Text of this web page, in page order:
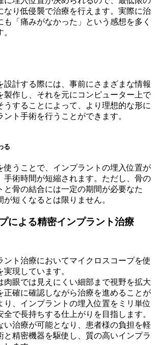
なり低侵襲で治療を行えます。実際に治
も「痛みがなかった」という感想を多く
設計する際には、事前にさまざまな情報
製作し、それを元にコンピューター上で
うすることによって、より理想的な形に
ト手術を行うことができます。
る
使うことで、インプラントの埋入位置が
手術時間が短縮されます。ただし、骨の
と骨の結合には一定の期間が必要なた
短くなるとは限りません。
による精密インプラント治療
ント治療においてマイクロスコープを使
現しています。
肉眼では見えにくい細部まで視野を拡大
正確に確認しながら治療を進めることが
り、インプラントの埋入位置をミリ単位
で長持ちする仕上がりを目指します。
い治療が可能となり、患者様の負担を軽
と精密機器を駆使し、質の高いインプラ